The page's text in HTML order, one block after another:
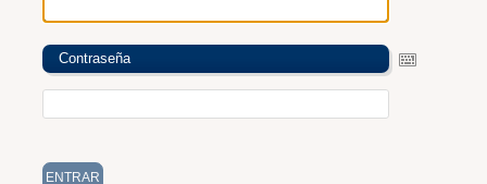
Contraseña